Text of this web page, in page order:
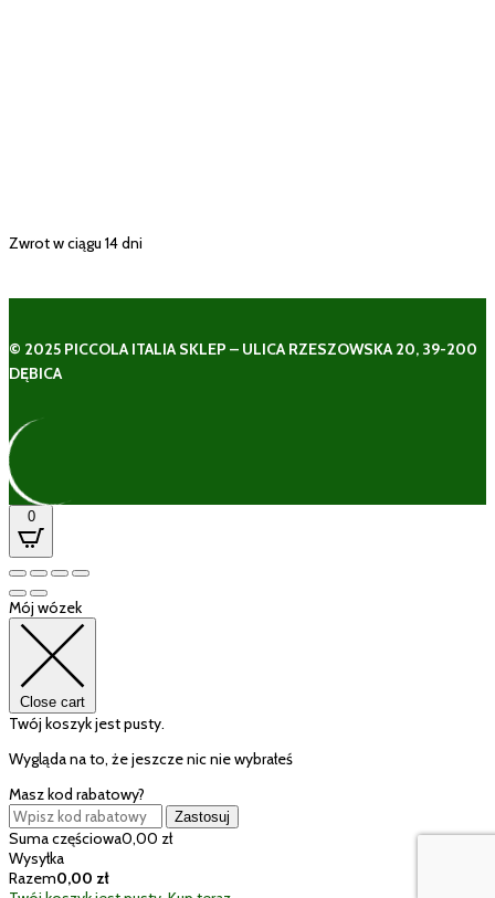
Zwrot w ciągu 14 dni
© 2025 PICCOLA ITALIA SKLEP – ULICA RZESZOWSKA 20, 39-200
DĘBICA
0
Mój wózek
Close cart
Twój koszyk jest pusty.
Wygląda na to, że jeszcze nic nie wybrałeś
Masz kod rabatowy?
Zastosuj
Suma częściowa0,00 zł
Wysyłka
Razem0,00 zł